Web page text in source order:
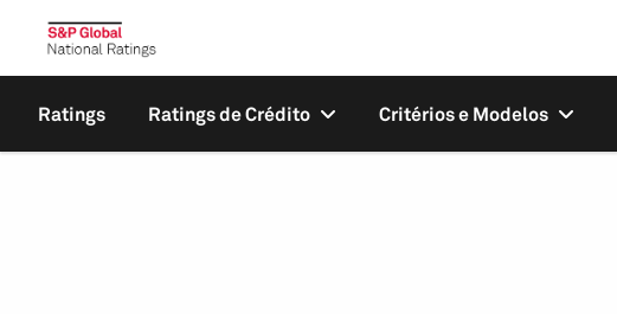
Ratings Ratings de Crédito Critérios e Modelos